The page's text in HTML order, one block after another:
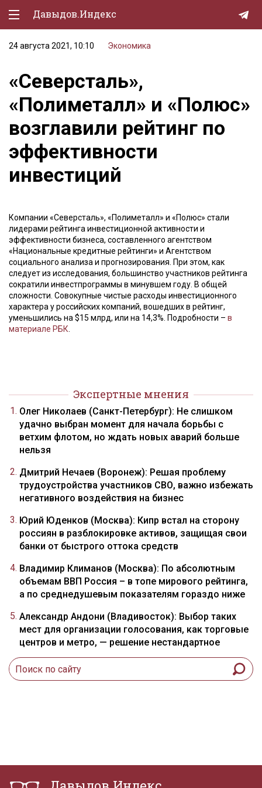
Давыдов.Индекс
Политическая жизнь
Экономика
Природа
Образование
Спорт
Культура
Мурзилка
24 августа 2021, 10:10 Экономика
«Северсталь»,
«Полиметалл» и «Полюс»
возглавили рейтинг по
эффективности
инвестиций
Компании «Северсталь», «Полиметалл» и «Полюс» стали
лидерами рейтинга инвестиционной активности и
эффективности бизнеса, составленного агентством
«Национальные кредитные рейтинги» и Агентством
социального анализа и прогнозирования. При этом, как
следует из исследования, большинство участников рейтинга
сократили инвестпрограммы в минувшем году. В общей
сложности. Совокупные чистые расходы инвестиционного
характера у российских компаний, вошедших в рейтинг,
уменьшились на $15 млрд, или на 14,3%. Подробности – в
материале РБК
Экспертные мнения
Олег Николаев (Санкт-Петербург): Не слишком
удачно выбран момент для начала борьбы с
ветхим флотом, но ждать новых аварий больше
нельзя
Дмитрий Нечаев (Воронеж): Решая проблему
трудоустройства участников СВО, важно избежать
негативного воздействия на бизнес
Юрий Юденков (Москва): Кипр встал на сторону
россиян в разблокировке активов, защищая свои
банки от быстрого оттока средств
Владимир Климанов (Москва): По абсолютным
объемам ВВП Россия – в топе мирового рейтинга,
а по среднедушевым показателям гораздо ниже
Александр Андони (Владивосток): Выбор таких
мест для организации голосования, как торговые
центров и метро, — решение нестандартное